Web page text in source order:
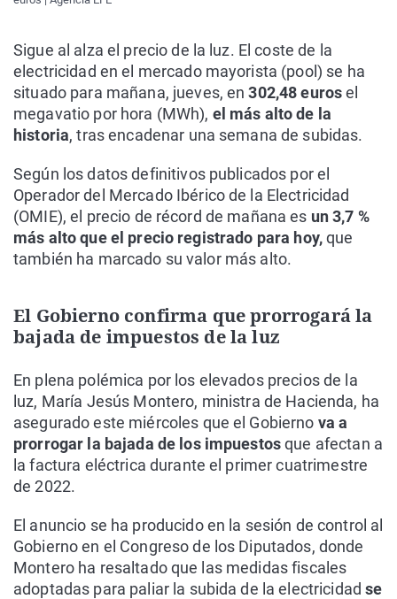
Sigue al alza el precio de la luz. El coste de la
electricidad en el mercado mayorista (pool) se ha
situado para mañana, jueves, en302,48 eurosel
megavatio por hora (MWh), el más alto de la
historia, tras encadenar una semana de subidas.
Según los datos definitivos publicados por el
Operador del Mercado Ibérico de la Electricidad
(OMIE), el precio de récord de mañana es un 3,7 %
más alto que el precio registrado para hoy,que
también ha marcado su valor más alto.
El Gobierno confirma que prorrogará la
bajada de impuestos de la luz
En plena polémica por los elevados precios de la
luz, María Jesús Montero, ministra de Hacienda, ha
asegurado este miércoles que el Gobierno va a
prorrogar la bajada de los impuestosque afectan a
la factura eléctrica durante el primer cuatrimestre
de 2022.
El anuncio se ha producido en la sesión de control al
Gobierno en el Congreso de los Diputados, donde
Montero ha resaltado que las medidas fiscales
adoptadas para paliar la subida de la electricidadse